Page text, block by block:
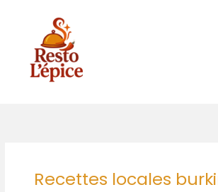
Recettes locales